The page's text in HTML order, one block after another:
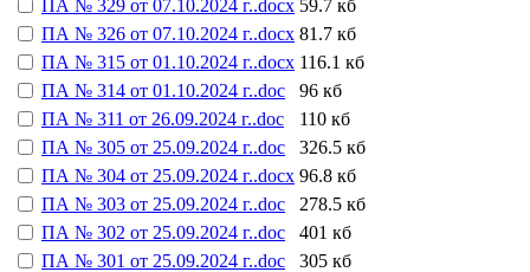
ПА № 329 от 07.10.2024 г..docx 59.7 кб
ПА № 326 от 07.10.2024 г..docx 81.7 кб
ПА № 315 от 01.10.2024 г..docx 116.1 кб
ПА № 314 от 01.10.2024 г..doc
96 кб
ПА № 311 от 26.09.2024 г..doc
110 кб
ПА № 305 от 25.09.2024 г..doc
326.5 кб
ПА № 304 от 25.09.2024 г..docx 96.8 кб
ПА № 303 от 25.09.2024 г..doc
278.5 кб
ПА № 302 от 25.09.2024 г..doc
401 кб
ПА № 301 от 25.09.2024 г..doc
305 кб